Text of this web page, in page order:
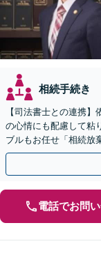
相続手続き
【司法書士との連携
の心情にも配慮して粘
ブルもお任せ「相続放
貫サポート」【休日・
電話でお問